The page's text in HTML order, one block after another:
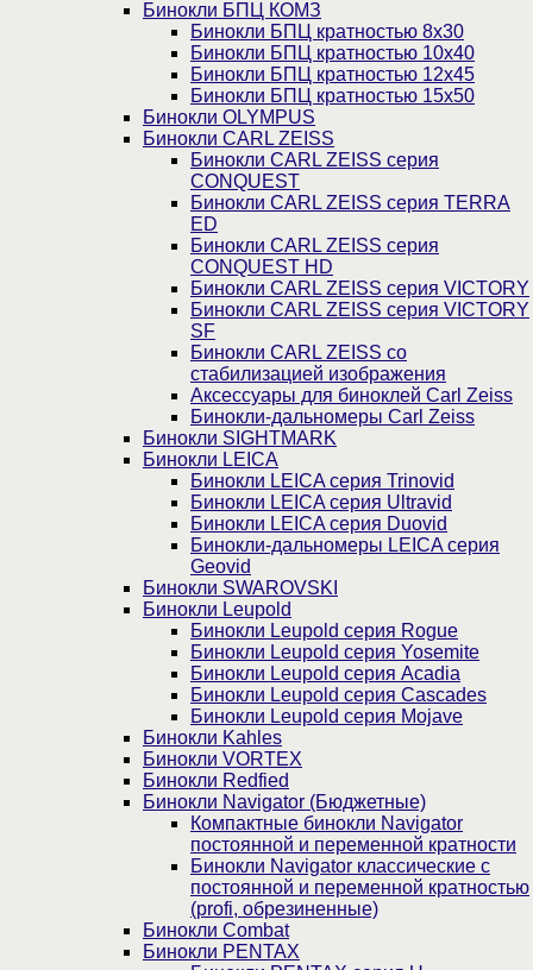
Бинокли БПЦ КОМЗ
Бинокли БПЦ кратностью 8х30
Бинокли БПЦ кратностью 10х40
Бинокли БПЦ кратностью 12х45
Бинокли БПЦ кратностью 15х50
Бинокли OLYMPUS
Бинокли CARL ZEISS
Бинокли CARL ZEISS серия
CONQUEST
Бинокли CARL ZEISS серия TERRA
ED
Бинокли CARL ZEISS серия
CONQUEST HD
Бинокли CARL ZEISS серия VICTORY
Бинокли CARL ZEISS серия VICTORY
SF
Бинокли CARL ZEISS со
стабилизацией изображения
Аксессуары для биноклей Carl Zeiss
Бинокли-дальномеры Carl Zeiss
Бинокли SIGHTMARK
Бинокли LEICA
Бинокли LEICA серия Trinovid
Бинокли LEICA серия Ultravid
Бинокли LEICA серия Duovid
Бинокли-дальномеры LEICA серия
Geovid
Бинокли SWAROVSKI
Бинокли Leupold
Бинокли Leupold серия Rogue
Бинокли Leupold серия Yosemite
Бинокли Leupold серия Acadia
Бинокли Leupold серия Cascades
Бинокли Leupold серия Mojave
Бинокли Kahles
Бинокли VORTEX
Бинокли Redfied
Бинокли Navigator (Бюджетные)
Компактные бинокли Navigator
постоянной и переменной кратности
Бинокли Navigator классические с
постоянной и переменной кратностью
(profi, обрезиненные)
Бинокли Combat
Бинокли PENTAX